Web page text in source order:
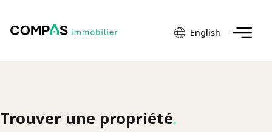
English
Trouver une propriété.